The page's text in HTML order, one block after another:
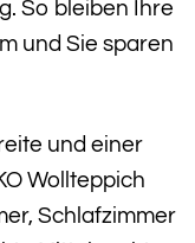
So bleiben Ihre
und Sie sparen
und einer
Wollteppich
Schlafzimmer